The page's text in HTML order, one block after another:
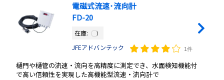
電磁式流速･流向計
FD-20
在庫:
JFEアドバンテック
1件
樋門や樋管の流速・流向を高精度に測定でき、水面検知機能付
で高い信頼性を実現した高機能型流速・流向計で